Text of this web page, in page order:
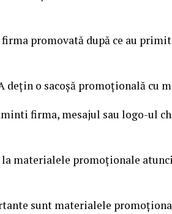
firma promovată după ce au
dețin o sacoșă promoțională cu
firma, mesajul sau logo-ul
materialele promoționale
sunt materialele